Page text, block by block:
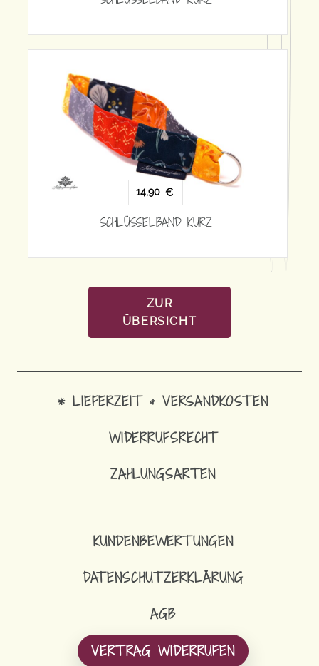
ZUR
ÜBERSICHT
* LIEFERZEIT & VERSANDKOSTEN
WIDERRUFSRECHT
ZAHLUNGSARTEN
KUNDENBEWERTUNGEN
DATENSCHUTZERKLÄRUNG
AGB
VERTRAG WIDERRUFEN